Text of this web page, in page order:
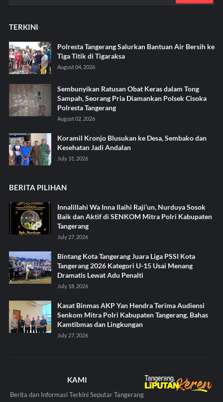
TERKINI
Polresta Tangerang Salurkan Bantuan Air Bersih ke
Tiga Titik di Tigaraksa ‎
August 04, 2026
Sembunyikan Ratusan Obat Keras dalam Tong
Sampah, Seorang Pria Diamankan Polsek Cisoka
Polresta Tangerang
August 02, 2026
Koramil Kronjo Blusukan ke Desa, Sembako dan
Kesehatan Jadi Andalan ‎
July 31, 2026
BERITA PILIHAN
Innalillahi Wa Inna Ilaihi Raji’un, Nurduya Sosok
Baik dan Aktif di SENKOM Mitra Polri Kabupaten
Tangerang
July 27, 2026
Bintang Kota Tangerang Juara Liga PSSI Kota
Tangerang 2026 Kategori U-15 Usai Menang
Dramatis Lewat Adu Penalti
July 18, 2026
Kasat Binmas AKP Yan Hendra Terima Audiensi
Senkom Mitra Polri Kabupaten Tangerang, Bahas
Kamtibmas dan Lingkungan
July 27, 2026
KAMI
Berita dan Informasi Terkini Seputar Tangerang